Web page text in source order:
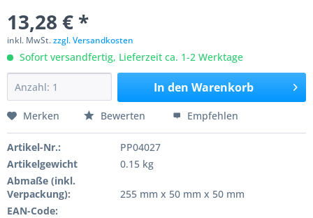
13,28 € *
inkl. MwSt.zzgl. Versandkosten
Sofort versandfertig, Lieferzeit ca. 1-2 Werktage
In den Warenkorb
Merken Bewerten Empfehlen
Artikel-Nr.:
PP04027
Artikelgewicht
0.15 kg
Abmaße (inkl.
Verpackung):
255 mm x 50 mm x 50 mm
EAN-Code: